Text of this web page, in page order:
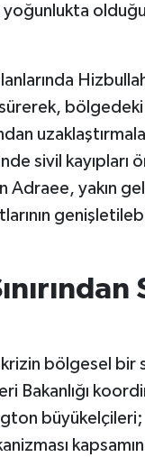
yoğunlukta
sivil kayıpları
Adraee, yakın
bölgesel bir
Bakanlığı